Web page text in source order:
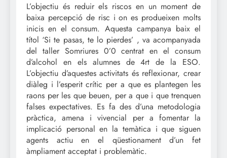
L’objectiu és reduir els riscos en un moment de
baixa percepció de risc i on es produeixen molts
inicis en el consum. Aquesta campanya baix el
títol ‘Si te pasas, te lo pierdes’ , va acompanyada
del taller Somriures 0’0 centrat en el consum
d’alcohol en els alumnes de 4rt de la ESO.
L’objectiu d’aquestes activitats és reflexionar, crear
diàleg i l’esperit crític per a que es plantegen les
raons per les que beuen, per a que i que trenquen
falses expectatives. Es fa des d’una metodologia
pràctica, amena i vivencial per a fomentar la
implicació personal en la temàtica i que siguen
agents actiu en el qüestionament d’un fet
àmpliament acceptat i problemàtic.